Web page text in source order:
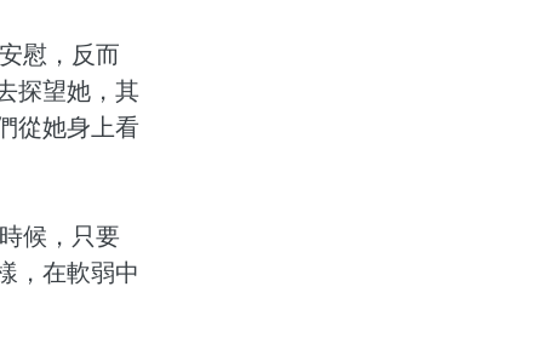
慰，反而
探望她，其
從她身上看
候，只要
，在軟弱中